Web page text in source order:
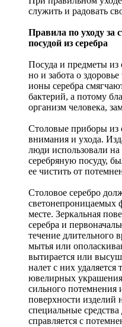
служить и радовать
Правила по уходу за
посудой из серебра
Посуда и предметы из
но и забота о
ионы серебра
бактерий, а потому
организм человека,
Столовые приборы из
внимания и ухода.
люди использовали
серебряную посуду,
ее чистить от
Столовое серебро
светонепроницаемых
месте. Зеркальная
серебра и
течение длительного
мытья или
вытирается или
налет с них
ювелирных
сильного потемнения
поверхности изделий
специальные
справляется с